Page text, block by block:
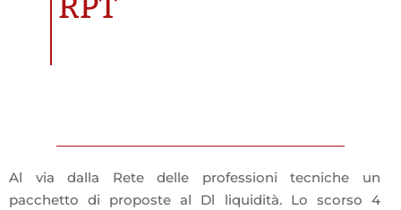
Al via dalla Rete delle professioni tecniche un
pacchetto di proposte al Dl liquidità. Lo scorso 4